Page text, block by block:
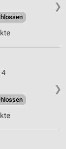
❯
❯